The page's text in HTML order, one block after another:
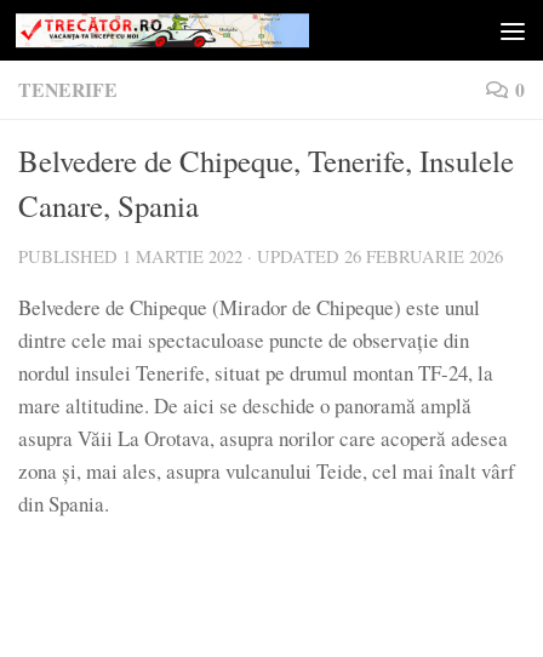
Skip to content
TENERIFE 0
Belvedere de Chipeque, Tenerife, Insulele
Canare, Spania
PUBLISHED 1 MARTIE 2022 · UPDATED 26 FEBRUARIE 2026
Belvedere de Chipeque (Mirador de Chipeque) este unul
dintre cele mai spectaculoase puncte de observație din
nordul insulei Tenerife, situat pe drumul montan TF-24, la
mare altitudine. De aici se deschide o panoramă amplă
asupra Văii La Orotava, asupra norilor care acoperă adesea
zona și, mai ales, asupra vulcanului Teide, cel mai înalt vârf
din Spania.